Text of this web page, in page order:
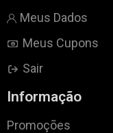
Meus Dados
Meus Cupons
Sair
Informação
Promoções